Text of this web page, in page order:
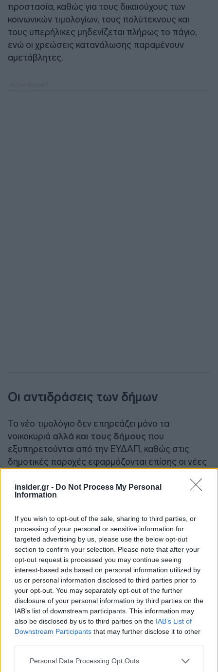
insider.gr - Do Not Process My Personal
Information
If you wish to opt-out of the sale, sharing to third parties, or
processing of your personal or sensitive information for
targeted advertising by us, please use the below opt-out
section to confirm your selection. Please note that after your
opt-out request is processed you may continue seeing
interest-based ads based on personal information utilized by
us or personal information disclosed to third parties prior to
your opt-out. You may separately opt-out of the further
disclosure of your personal information by third parties on the
IAB’s list of downstream participants. This information may
also be disclosed by us to third parties on the IAB’s List of
Downstream Participants that may further disclose it to other
Please note that this website/app uses one or more Google
Personal Data Processing Opt Outs
προστασία, καθώς για τους δικαιούχους των
κοινωνικών τιμολογίων, τους πολύτεκνους και
τους υπερήλικες μηδενίζεται πλήρως το πάγιο,
ενώ οι χρεώσεις κατανάλωσης παραμένουν
αμετάβλητες.
Οι αντιδράσεις των δήμων
Το νέο τιμολόγιο δεν επηρεάζει μόνο τα
νοικοκυριά αλλά και τους δήμους που
εξυπηρετούνται από την ΕΥΔΑΠ, καθώς στις
δημοτικές παροχές εφαρμόζονται επίσης οι νέες
Στην αυτοδιοίκηση έχουν ήδη διατυπωθεί
ενστάσεις για την πρόσθετη επιβάρυνση, με
δημάρχους να υποστηρίζουν ότι ακόμη και σχετικά
μικρές αυξήσεις ανά παροχή μετατρέπονται σε
σημαντικό κόστος όταν αφορούν εκατοντάδες ή
και χιλιάδες δημοτικές συνδέσεις, όπως σχολεία,
αθλητικές εγκαταστάσεις, δημοτικά κτίρια,
κοινόχρηστους χώρους και υποδομές ύδρευσης.